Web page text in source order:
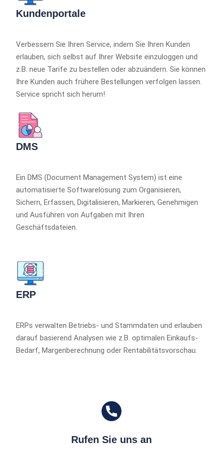
Kundenportale
Verbessern Sie Ihren Service, indem Sie Ihren Kunden
erlauben, sich selbst auf Ihrer Website einzuloggen und
z.B. neue Tarife zu bestellen oder abzuändern. Sie können
Ihre Kunden auch frühere Bestellungen verfolgen lassen.
Service spricht sich herum!
DMS
Ein DMS (Document Management System) ist eine
automatisierte Softwarelösung zum Organisieren,
Sichern, Erfassen, Digitalisieren, Markieren, Genehmigen
und Ausführen von Aufgaben mit Ihren
Geschäftsdateien.
ERP
ERPs verwalten Betriebs- und Stammdaten und erlauben
darauf basierend Analysen wie z.B. optimalen Einkaufs-
Bedarf, Margenberechnung oder Rentabilitätsvorschau.
Rufen Sie uns an